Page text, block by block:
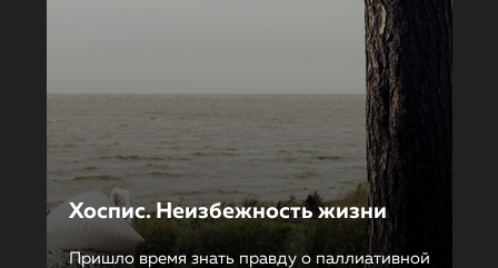
Хоспис. Неизбежность жизни
Пришло время знать правду о паллиативной